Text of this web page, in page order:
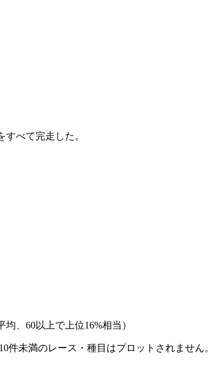
べて完走した。
、60以上で上位16%相当）
未満のレース・種目はプロットされません。